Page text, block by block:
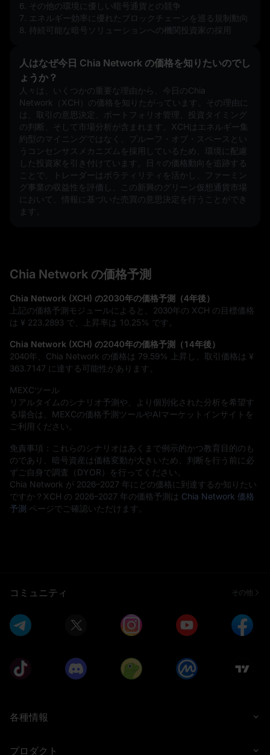
6. その他の環境に優しい暗号通貨との競争
7. エネルギー効率に優れたブロックチェーンを巡る規制動向
8. 持続可能な暗号ソリューションへの機関投資家の採用
人はなぜ今日 Chia Network の価格を知りたいのでし
ょうか？
人々は、いくつかの重要な理由から、今日のChia
Network（XCH）の価格を知りたがっています。その理由に
は、取引の意思決定、ポートフォリオ管理、投資タイミング
の判断、そして市場分析が含まれます。XCHはエネルギー集
約型のマイニングではなく、プルーフ・オブ・スペースとい
うコンセンサスメカニズムを採用しているため、環境に配慮
した投資家を引き付けています。日々の価格動向を追跡する
ことで、トレーダーはボラティリティを活かし、ファーミン
グ事業の収益性を評価し、この新興のグリーン仮想通貨市場
において、情報に基づいた売買の意思決定を行うことができ
ます。
Chia Network の価格予測
Chia Network (XCH) の2030年の価格予測（4年後）
上記の価格予測モジュールによると、2030年の XCH の目標価格
は ¥ 223.2893 で、上昇率は 10.25% です。
Chia Network (XCH) の2040年の価格予測（14年後）
2040年、Chia Network の価格は 79.59% 上昇し、取引価格は ¥
363.7147 に達する可能性があります。
MEXCツール
リアルタイムのシナリオ予測や、より個別化された分析を希望す
る場合は、MEXCの価格予測ツールやAIマーケットインサイトを
ご利用ください。
免責事項：これらのシナリオはあくまで例示的かつ教育目的のも
のであり、暗号資産は価格変動が大きいため、判断を行う前に必
ずご自身で調査（DYOR）を行ってください。
Chia Network が 2026–2027 年にどの価格に到達するか知りたい
ですか？XCH の 2026–2027 年の価格予測は Chia Network 価格
予測 ページでご確認いただけます。
コミュニティ その他
各種情報
プロダクト